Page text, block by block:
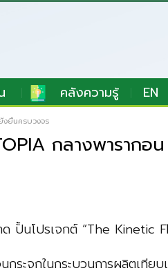
คลังความรู้ EN
งยืนครบวงจร
กลางพารากอ
ด ปั้นโปรเจกต์ “The Kinetic
ะจกในกระบวนการผลิตเทียบ